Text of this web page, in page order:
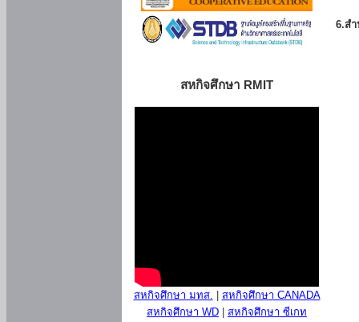
สหกิจศึกษา RMIT
สหกิจศึกษา มทส.
สหกิจศึกษา CANADA
สหกิจศึกษา WD
สหกิจศึกษา ซีเกท
6.ส